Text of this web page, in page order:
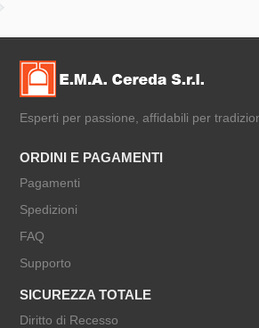
Esperti per passione, affidabili per
ORDINI E PAGAMENTI
Pagamenti
Spedizioni
FAQ
Supporto
SICUREZZA TOTALE
Diritto di Recesso